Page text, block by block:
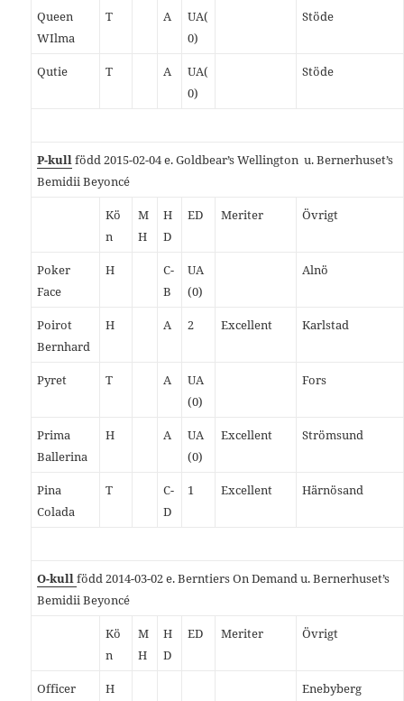
Queen
WIlma
T A
UA(
0)
Stöde
Qutie T A
UA(
0)
Stöde
P-kullfödd 2015-02-04 e. Goldbear’s Wellington u. Bernerhuset’s
Bemidii Beyoncé
Kö
n
M
H
H
D
ED Meriter Övrigt
Poker
Face
H
C-
B
UA
(0)
Alnö
Poirot
Bernhard
H A 2 Excellent Karlstad
Pyret T A
UA
(0)
Fors
Prima
Ballerina
H A
UA
(0)
Excellent Strömsund
Pina
Colada
T
C-
D
1 Excellent Härnösand
O-kullfödd 2014-03-02 e. Berntiers On Demand u. Bernerhuset’s
Bemidii Beyoncé
Kö
n
M
H
H
D
ED Meriter Övrigt
Officer
H Enebyberg